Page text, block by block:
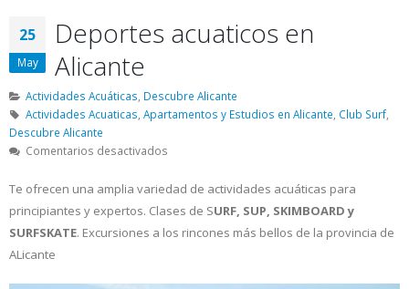
25
May
Deportes acuaticos en
Alicante
Actividades Acuáticas, Descubre Alicante
Actividades Acuaticas, Apartamentos y Estudios en Alicante, Club Surf,
Descubre Alicante
Comentarios desactivadosen
acuaticos
Te ofrecen una amplia variedad de actividades acuáticas para
principiantes y expertos. Clases de SURF, SUP, SKIMBOARD y
SURFSKATE. Excursiones a los rincones más bellos de la provincia de
ALicante